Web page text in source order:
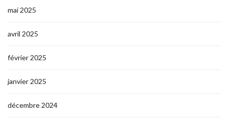
mai 2025
avril 2025
février 2025
janvier 2025
décembre 2024